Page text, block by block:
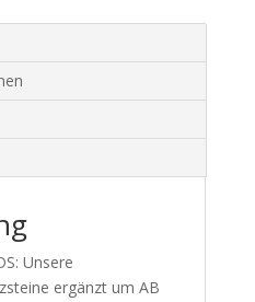
Unsere
ergänzt um AB